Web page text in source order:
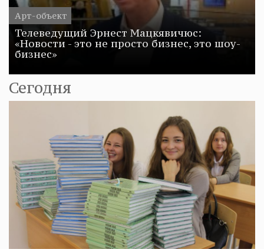
Арт-объект
Телеведущий Эрнест Мацкявичюс:
«Новости - это не просто бизнес, это шоу-
бизнес»
Сегодня